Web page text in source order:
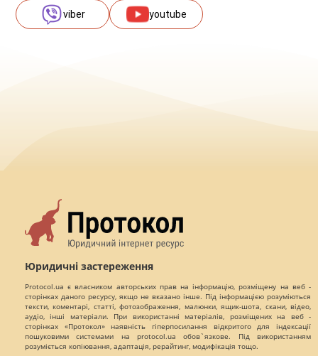
viber youtube
Юридичні застереження
Protocol.ua є власником авторських прав на інформацію, розміщену на веб -
сторінках даного ресурсу, якщо не вказано інше. Під інформацією розуміються
тексти, коментарі, статті, фотозображення, малюнки, ящик-шота, скани, відео,
аудіо, інші матеріали. При використанні матеріалів, розміщених на веб -
сторінках «Протокол» наявність гіперпосилання відкритого для індексації
пошуковими системами на protocol.ua обов`язкове. Під використанням
розуміється копіювання, адаптація, рерайтинг, модифікація тощо.